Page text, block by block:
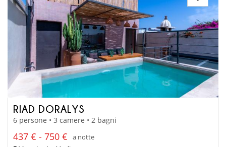
RIAD DORALYS
6 persone • 3 camere • 2 bagni
437 € - 750 €
a notte